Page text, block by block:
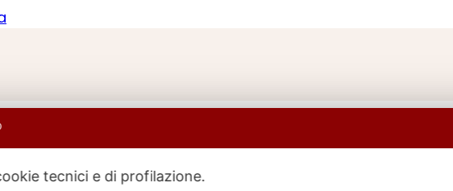
tecnici e di profilazione.